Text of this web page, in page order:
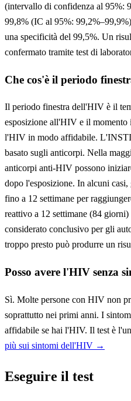
(intervallo di confidenza al 95%:
99,8% (IC al 95%:
una specificità del 99,5%. Un
confermato tramite test di
Che cos'è il periodo
Il periodo finestra dell'HIV è il
esposizione all'HIV e il momento
l'HIV in modo affidabile.
basato sugli anticorpi. Nella
anticorpi anti-HIV possono
dopo l'esposizione. In alcuni
fino a 12 settimane per
reattivo a 12 settimane (84
considerato conclusivo per gli
troppo presto può produrre un
Posso avere l'HIV senza
Sì. Molte persone con HIV non
soprattutto nei primi anni. I
affidabile se hai l'HIV. Il test è
più sui sintomi dell'HIV →
Eseguire il test